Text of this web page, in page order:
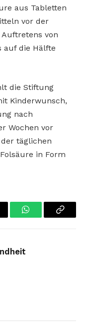
aus Tabletten
vor der
von
auf die Hälfte
die Stiftung
Kinderwunsch,
nach
Wochen vor
täglichen
in Form
WhatsAppCopy